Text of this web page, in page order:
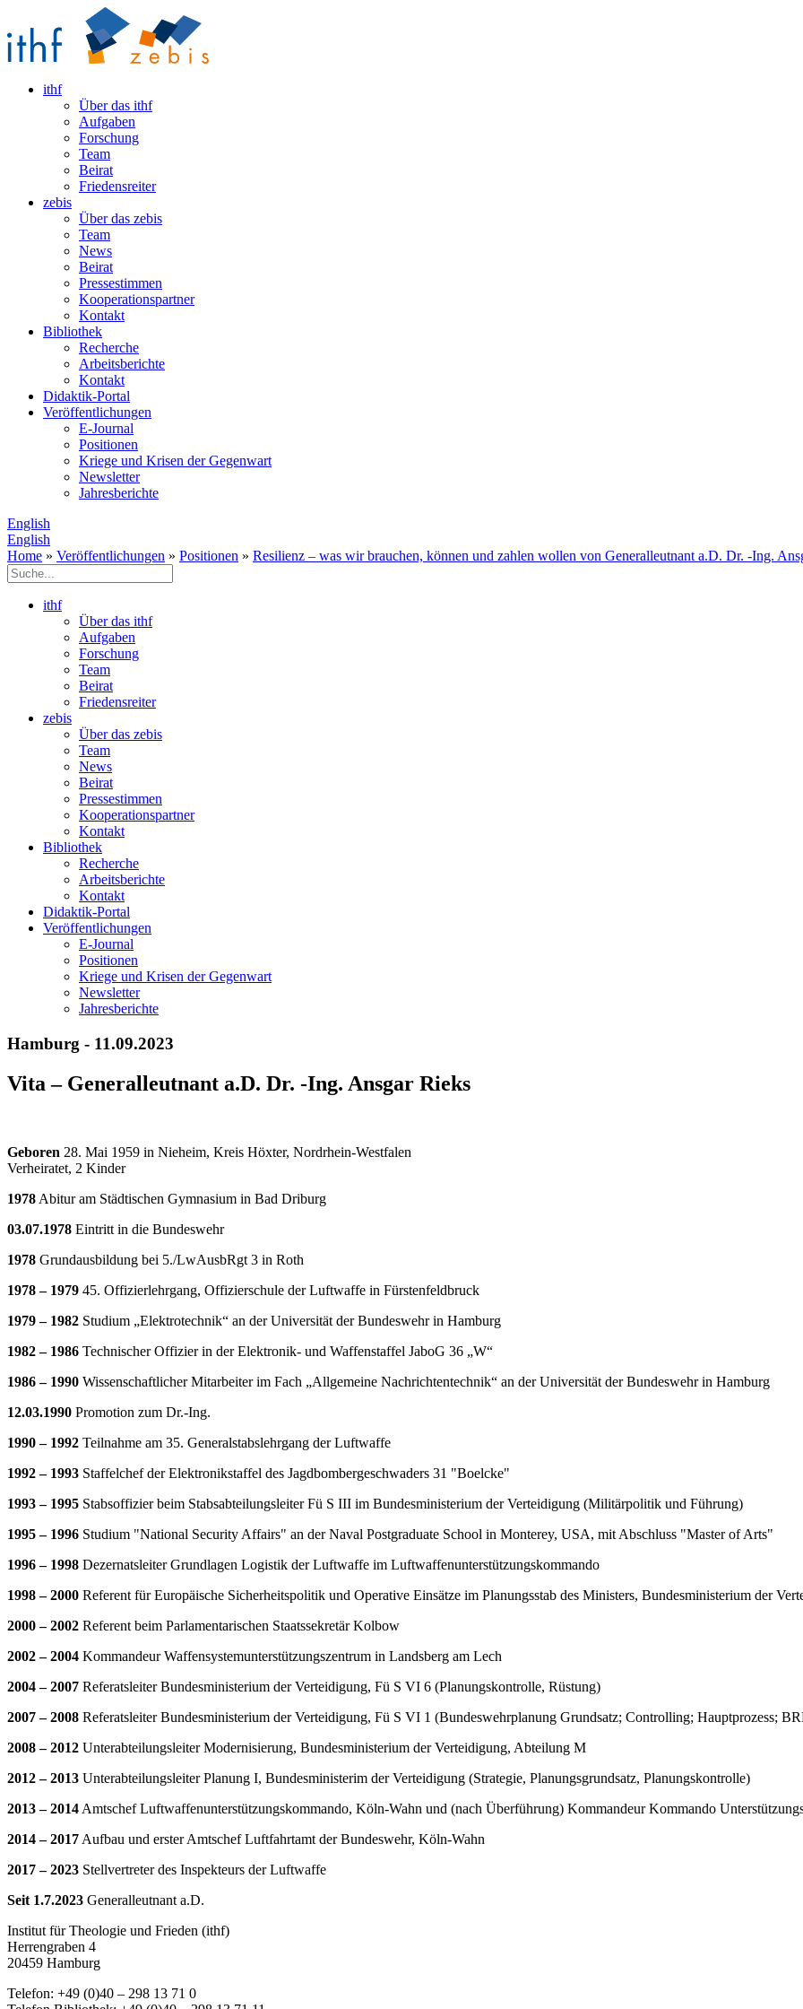
ithf
Über das ithf
Aufgaben
Forschung
Team
Beirat
Friedensreiter
zebis
Über das zebis
Team
News
Beirat
Pressestimmen
Kooperationspartner
Kontakt
Bibliothek
Recherche
Arbeitsberichte
Kontakt
Didaktik-Portal
Veröffentlichungen
E­-Journal
Positionen
Kriege und Krisen der Gegenwart
Newsletter
Jahresberichte
English
English
Home » Veröffentlichungen » Positionen » Resilienz – was wir brauchen, können und zahlen wollen von Generalleutnant a.D. Dr. -Ing.
ithf
Über das ithf
Aufgaben
Forschung
Team
Beirat
Friedensreiter
zebis
Über das zebis
Team
News
Beirat
Pressestimmen
Kooperationspartner
Kontakt
Bibliothek
Recherche
Arbeitsberichte
Kontakt
Didaktik-Portal
Veröffentlichungen
E­-Journal
Positionen
Kriege und Krisen der Gegenwart
Newsletter
Jahresberichte
Hamburg - 11.09.2023
Vita – Generalleutnant a.D. Dr. -Ing. Ansgar Rieks
Geboren 28. Mai 1959 in Nieheim, Kreis Höxter, Nordrhein-Westfalen
Verheiratet, 2 Kinder
1978 Abitur am Städtischen Gymnasium in Bad Driburg
03.07.1978 Eintritt in die Bundeswehr
1978 Grundausbildung bei 5./LwAusbRgt 3 in Roth
1978 – 1979 45. Offizierlehrgang, Offizierschule der Luftwaffe in Fürstenfeldbruck
1979 – 1982 Studium „Elektrotechnik“ an der Universität der Bundeswehr in Hamburg
1982 – 1986 Technischer Offizier in der Elektronik- und Waffenstaffel JaboG 36 „W“
1986 – 1990 Wissenschaftlicher Mitarbeiter im Fach „Allgemeine Nachrichtentechnik“ an der Universität der Bundeswehr in Hamburg
12.03.1990 Promotion zum Dr.-Ing.
1990 – 1992 Teilnahme am 35. Generalstabslehrgang der Luftwaffe
1992 – 1993 Staffelchef der Elektronikstaffel des Jagdbombergeschwaders 31 "Boelcke"
1993 – 1995 Stabsoffizier beim Stabsabteilungsleiter Fü S III im Bundesministerium der Verteidigung (Militärpolitik und Führung)
1995 – 1996 Studium "National Security Affairs" an der Naval Postgraduate School in Monterey, USA, mit Abschluss "Master of Arts"
1996 – 1998 Dezernatsleiter Grundlagen Logistik der Luftwaffe im Luftwaffenunterstützungskommando
1998 – 2000 Referent für Europäische Sicherheitspolitik und Operative Einsätze im Planungsstab des Ministers, Bundesministerium der
2000 – 2002 Referent beim Parlamentarischen Staatssekretär Kolbow
2002 – 2004 Kommandeur Waffensystemunterstützungszentrum in Landsberg am Lech
2004 – 2007 Referatsleiter Bundesministerium der Verteidigung, Fü S VI 6 (Planungskontrolle, Rüstung)
2007 – 2008 Referatsleiter Bundesministerium der Verteidigung, Fü S VI 1 (Bundeswehrplanung Grundsatz; Controlling; Hauptprozess;
2008 – 2012 Unterabteilungsleiter Modernisierung, Bundesministerium der Verteidigung, Abteilung M
2012 – 2013 Unterabteilungsleiter Planung I, Bundesministerim der Verteidigung (Strategie, Planungsgrundsatz, Planungskontrolle)
2013 – 2014 Amtschef Luftwaffenunterstützungskommando, Köln-Wahn und (nach Überführung) Kommandeur Kommando
2014 – 2017 Aufbau und erster Amtschef Luftfahrtamt der Bundeswehr, Köln-Wahn
2017 – 2023 Stellvertreter des Inspekteurs der Luftwaffe
Seit 1.7.2023 Generalleutnant a.D.
Institut für Theologie und Frieden (ithf)
Herrengraben 4
20459 Hamburg
Telefon: +49 (0)40 – 298 13 71 0